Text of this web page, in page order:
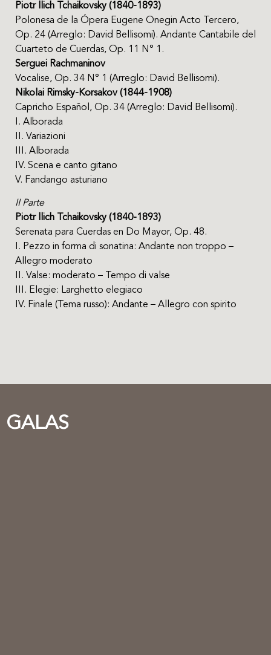
Piotr llich Tchaikovsky (1840-1893)
Polonesa de la Ópera Eugene Onegin Acto Tercero,
Op. 24 (Arreglo: David Bellisomi). Andante Cantabile del
Cuarteto de Cuerdas, Op. 11 N° 1.
Serguei Rachmaninov
Vocalise, Op. 34 N° 1 (Arreglo: David Bellisomi).
Nikolai Rimsky-Korsakov (1844-1908)
Capricho Español, Op. 34 (Arreglo: David Bellisomi).
I. Alborada
II. Variazioni
III. Alborada
IV. Scena e canto gitano
V. Fandango asturiano
II Parte
Piotr llich Tchaikovsky (1840-1893)
Serenata para Cuerdas en Do Mayor, Op. 48.
I. Pezzo in forma di sonatina: Andante non troppo –
Allegro moderato
II. Valse: moderato – Tempo di valse
III. Elegie: Larghetto elegiaco
IV. Finale (Tema russo): Andante – Allegro con spirito
GALAS